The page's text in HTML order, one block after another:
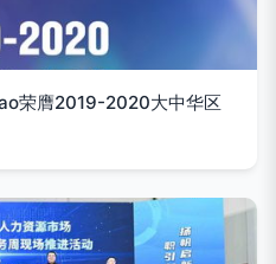
荣膺2019-2020大中华区